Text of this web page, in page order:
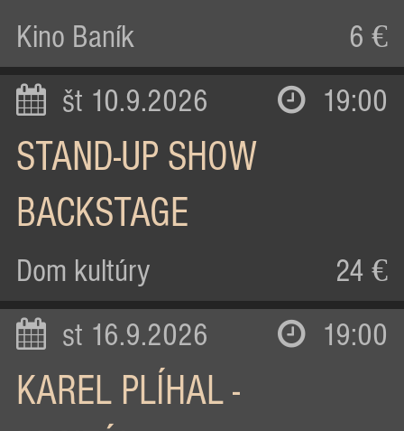
Kino Baník 6 €
št 10.9.2026 19:00
STAND-UP SHOW
BACKSTAGE
Dom kultúry 24 €
st 16.9.2026 19:00
KAREL PLÍHAL -